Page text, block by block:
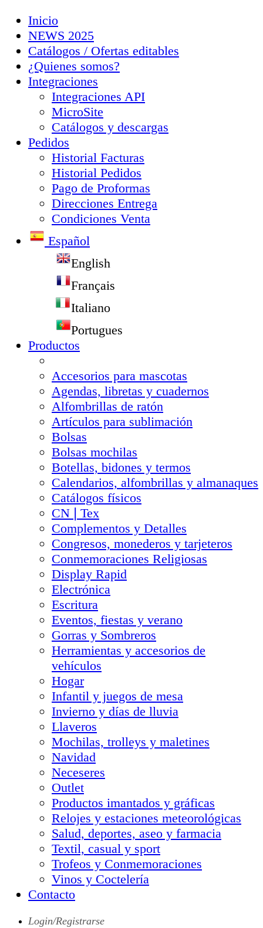
Inicio
NEWS 2025
Catálogos / Ofertas editables
¿Quienes somos?
Integraciones
Integraciones API
MicroSite
Catálogos y descargas
Pedidos
Historial Facturas
Historial Pedidos
Pago de Proformas
Direcciones Entrega
Condiciones Venta
Español
English
Français
Italiano
Portugues
Productos
Accesorios para mascotas
Agendas, libretas y cuadernos
Alfombrillas de ratón
Artículos para sublimación
Bolsas
Bolsas mochilas
Botellas, bidones y termos
Calendarios, alfombrillas y almanaques
Catálogos físicos
CN❘Tex
Complementos y Detalles
Congresos, monederos y tarjeteros
Conmemoraciones Religiosas
Display Rapid
Electrónica
Escritura
Eventos, fiestas y verano
Gorras y Sombreros
Herramientas y accesorios de
vehículos
Hogar
Infantil y juegos de mesa
Invierno y días de lluvia
Llaveros
Mochilas, trolleys y maletines
Navidad
Neceseres
Outlet
Productos imantados y gráficas
Relojes y estaciones meteorológicas
Salud, deportes, aseo y farmacia
Textil, casual y sport
Trofeos y Conmemoraciones
Vinos y Coctelería
Contacto
Login/Registrarse